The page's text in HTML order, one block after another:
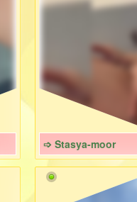
➩ Stasya-moor